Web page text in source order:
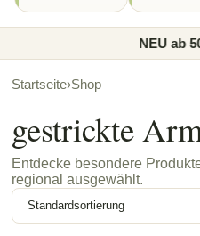
NEU ab
Startseite›Shop
gestrickte
Entdecke besondere
regional ausgewählt.